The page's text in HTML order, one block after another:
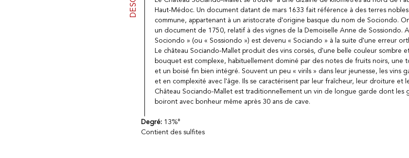
Haut-Médoc. Un document datant de mars 1633 fait référence à des terres
commune, appartenant à un aristocrate d'origine basque du nom de Sociondo.
un document de 1750, relatif à des vignes de la Demoiselle Anne de Sossiondo.
Sociondo » (ou « Sossiondo ») est devenu « Sociando » à la suite d'une erreur
Le château Sociando-Mallet produit des vins corsés, d'une belle couleur sombre
bouquet est complexe, habituellement dominé par des notes de fruits noirs, une
et un boisé fin bien intégré. Souvent un peu « virils » dans leur jeunesse, les vins
et en complexité avec l'âge. Ils se caractérisent par leur fraîcheur, leur droiture et
Château Sociando-Mallet est traditionnellement un vin de longue garde dont les
boiront avec bonheur même après 30 ans de cave.
Degré: 13%°
Contient des sulfites